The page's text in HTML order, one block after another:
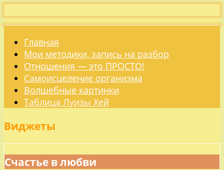
Главная
Мои методики, запись на разбор
Отношения — это ПРОСТО!
Самоисцеление организма
Волшебные картинки
Таблица Луизы Хей
Виджеты
Счастье в любви